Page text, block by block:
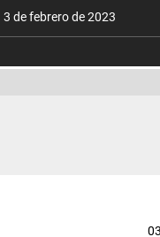
3 de febrero de 2023